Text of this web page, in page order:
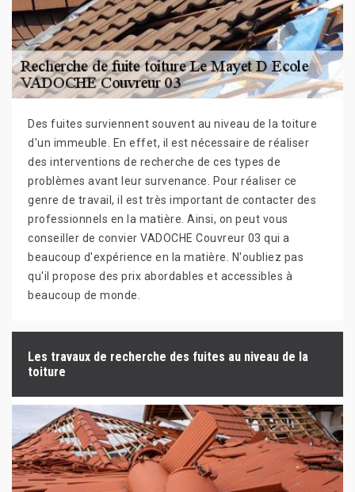
Des fuites surviennent souvent au niveau de la toiture
d'un immeuble. En effet, il est nécessaire de réaliser
des interventions de recherche de ces types de
problèmes avant leur survenance. Pour réaliser ce
genre de travail, il est très important de contacter des
professionnels en la matière. Ainsi, on peut vous
conseiller de convier VADOCHE Couvreur 03 qui a
beaucoup d'expérience en la matière. N'oubliez pas
qu'il propose des prix abordables et accessibles à
beaucoup de monde.
Les travaux de recherche des fuites au niveau de la
toiture